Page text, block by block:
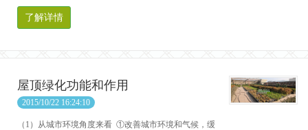
了解详情
屋顶绿化功能和作用
2015/10/22 16:24:10
（1）从城市环境角度来看 ①改善城市环境和气候，缓